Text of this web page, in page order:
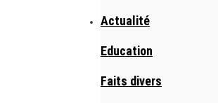
Actualité
Education
Faits divers